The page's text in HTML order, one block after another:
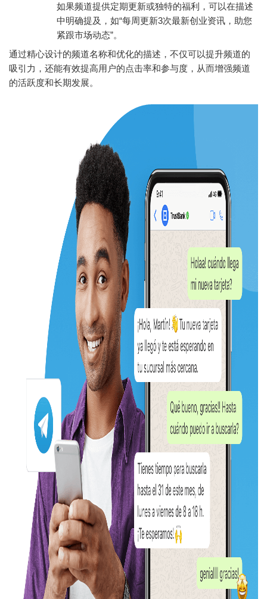
如果频道提供定期更新或独特的福利，可以在描述
中明确提及，如“每周更新3次最新创业资讯，助您
紧跟市场动态”。
通过精心设计的频道名称和优化的描述，不仅可以提升频道的
吸引力，还能有效提高用户的点击率和参与度，从而增强频道
的活跃度和长期发展。